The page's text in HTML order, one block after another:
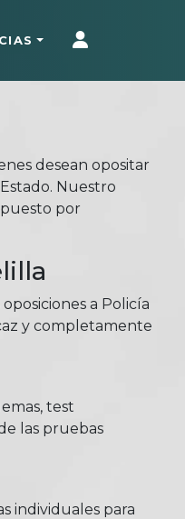
desean opositar
Nuestro
por
a Policía
y completamente
test
las pruebas
individuales para